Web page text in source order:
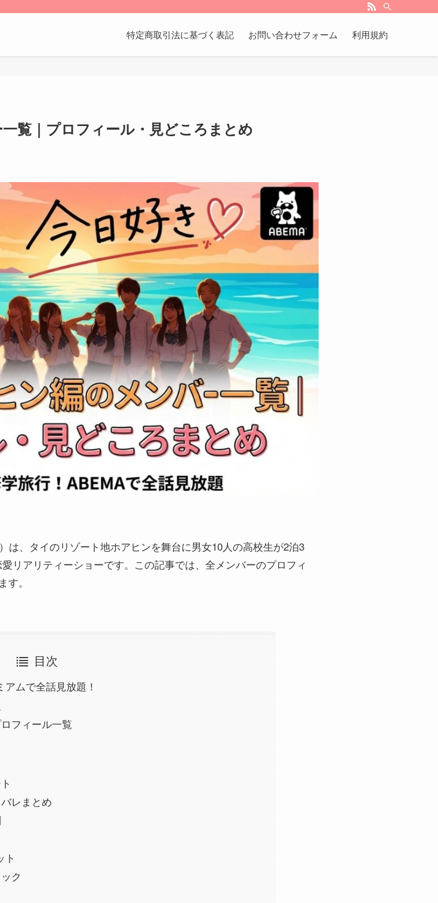
特定商取引法に基づく表記 お問い合わせフォーム 利用規約
覧｜プロフィール・見どころまとめ
は、タイのリゾート地ホアヒンを舞台に男女10人の高校生が2泊3
リアリティーショーです。この記事では、全メンバーのプロフィ
。
目次
ムで全話見放題！
フィール一覧
レまとめ
ト
ク